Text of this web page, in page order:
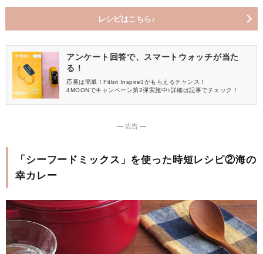
レシピはこちら♪
アンケート回答で、スマートウォッチが当た
る！
応募は簡単！Fitbit Inspire3がもらえるチャンス！
4MOONでキャンペーン第2弾実施中♪詳細は記事でチェック！
― 広告 ―
「シーフードミックス」を使った時短レシピ②海の
幸カレー